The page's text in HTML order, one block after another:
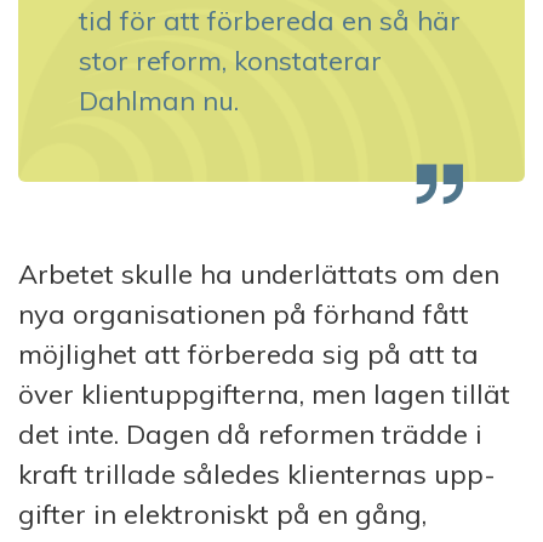
tid för att för­bereda en så här
stor reform, konstaterar
Dahlman nu.
Arbetet skulle ha underlättats om den
nya organisationen på förhand fått
möjlighet att förbereda sig på att ta
över klientuppgifterna, men lagen tillät
det inte. Dagen då reformen trädde i
kraft trillade således klienternas upp­
gifter in elektroniskt på en gång,